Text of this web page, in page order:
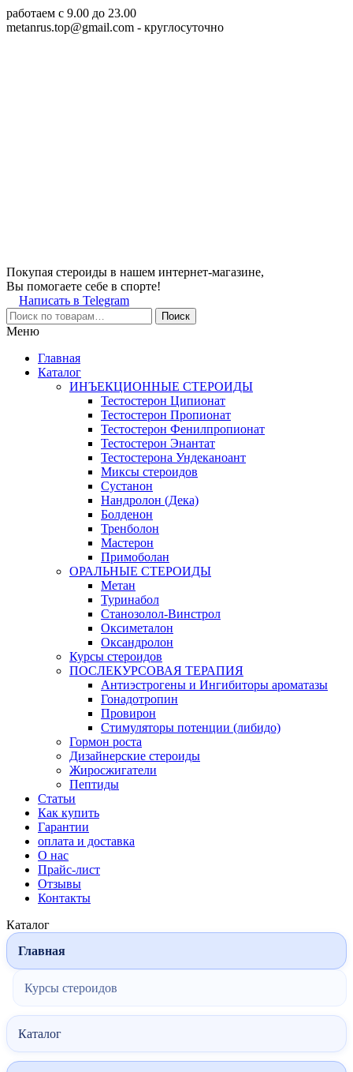
работаем c 9.00 до 23.00
metanrus.top@gmail.com - круглосуточно
Покупая стероиды в нашем интернет-магазине,
Вы помогаете себе в спорте!
Написать в Telegram
Поиск
Меню
Главная
Каталог
ИНЪЕКЦИОННЫЕ СТЕРОИДЫ
Тестостерон Ципионат
Тестостерон Пропионат
Тестостерон Фенилпропионат
Тестостерон Энантат
Тестостерона Ундеканоант
Миксы стероидов
Сустанон
Нандролон (Дека)
Болденон
Тренболон
Мастерон
Примоболан
ОРАЛЬНЫЕ СТЕРОИДЫ
Метан
Туринабол
Станозолол-Винстрол
Оксиметалон
Оксандролон
Курсы стероидов
ПОСЛЕКУРСОВАЯ ТЕРАПИЯ
Антиэстрогены и Ингибиторы ароматазы
Гонадотропин
Провирон
Стимуляторы потенции (либидо)
Гормон роста
Дизайнерские стероиды
Жиросжигатели
Пептиды
Статьи
Как купить
Гарантии
оплата и доставка
О нас
Прайс-лист
Отзывы
Контакты
Каталог
Главная
Курсы стероидов
Каталог